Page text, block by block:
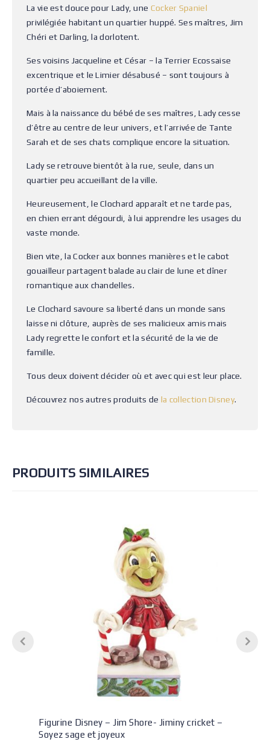
La vie est douce pour Lady, une Cocker Spaniel
privilégiée habitant un quartier huppé. Ses maîtres, Jim
Chéri et Darling, la dorlotent.
Ses voisins Jacqueline et César – la Terrier Ecossaise
excentrique et le Limier désabusé – sont toujours à
portée d’aboiement.
Mais à la naissance du bébé de ses maîtres, Lady cesse
d’être au centre de leur univers, et l’arrivée de Tante
Sarah et de ses chats complique encore la situation.
Lady se retrouve bientôt à la rue, seule, dans un
quartier peu accueillant de la ville.
Heureusement, le Clochard apparaît et ne tarde pas,
en chien errant dégourdi, à lui apprendre les usages du
vaste monde.
Bien vite, la Cocker aux bonnes manières et le cabot
gouailleur partagent balade au clair de lune et dîner
romantique aux chandelles.
Le Clochard savoure sa liberté dans un monde sans
laisse ni clôture, auprès de ses malicieux amis mais
Lady regrette le confort et la sécurité de la vie de
famille.
Tous deux doivent décider où et avec qui est leur place.
Découvrez nos autres produits de la collection Disney.
PRODUITS SIMILAIRES
Figurine Disney – Jim Shore- Jiminy cricket –
Soyez sage et joyeux